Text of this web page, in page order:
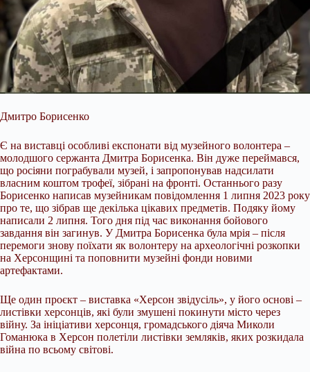
Дмитро Борисенко
Є на виставці особливі експонати від музейного волонтера –
молодшого сержанта Дмитра Борисенка. Він дуже переймався,
що росіяни пограбували музей, і запропонував надсилати
власним коштом трофеї, зібрані на фронті. Останнього разу
Борисенко написав музейникам повідомлення 1 липня 2023 року
про те, що зібрав ще декілька цікавих предметів. Подяку йому
написали 2 липня. Того дня під час виконання бойового
завдання він загинув. У Дмитра Борисенка була мрія – після
перемоги знову поїхати як волонтеру на археологічні розкопки
на Херсонщині та поповнити музейні фонди новими
артефактами.
Ще один проєкт – виставка «Херсон звідусіль», у його основі –
листівки херсонців, які були змушені покинути місто через
війну. За ініціативи херсонця, громадського діяча Миколи
Гоманюка в Херсон полетіли листівки земляків, яких розкидала
війна по всьому світові.